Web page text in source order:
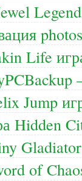
Life
Jump
Hidden
of